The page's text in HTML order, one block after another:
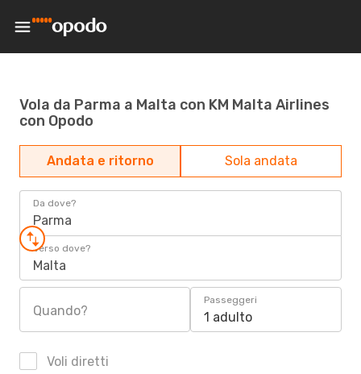
Vola da Parma a Malta con KM Malta Airlines
con Opodo
Andata e ritorno Sola andata
Da dove?
Parma
Verso dove?
Malta
Quando?
Passeggeri
1 adulto
Voli diretti